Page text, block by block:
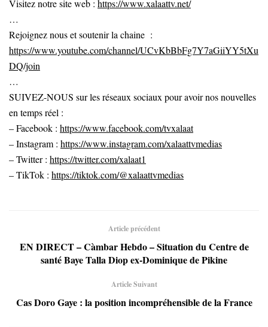
Visitez notre site web : https://www.xalaattv.net/
…
Rejoignez nous et soutenir la chaine :
https://www.youtube.com/channel/UCvKbBbFg7Y7aGiiYY5tXu
DQ/join
…
SUIVEZ-NOUS sur les réseaux sociaux pour avoir nos nouvelles
en temps réel :
– Facebook : https://www.facebook.com/tvxalaat
– Instagram : https://www.instagram.com/xalaattvmedias
– Twitter : https://twitter.com/xalaat1
– TikTok : https://tiktok.com/@xalaattvmedias
Article précédent
EN DIRECT – Càmbar Hebdo – Situation du Centre de
santé Baye Talla Diop ex-Dominique de Pikine
Article Suivant
Cas Doro Gaye : la position incompréhensible de la France